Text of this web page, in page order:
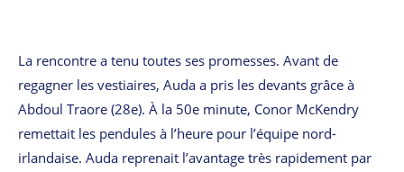
La rencontre a tenu toutes ses promesses. Avant de
regagner les vestiaires, Auda a pris les devants grâce à
Abdoul Traore (28e). À la 50e minute, Conor McKendry
remettait les pendules à l’heure pour l’équipe nord-
irlandaise. Auda reprenait l’avantage très rapidement par